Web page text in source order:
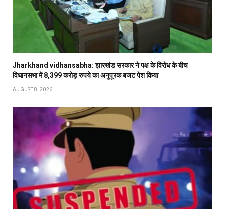
Jharkhand vidhansabha: झारखंड सरकार ने पक्ष के विरोध के बीच
विधानसभा में 8,399 करोड़ रुपये का अनुपूरक बजट पेश किया
AUGUST 8, 2026